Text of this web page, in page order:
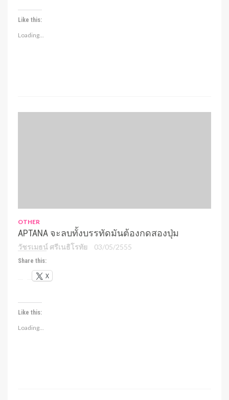
Like this:
Loading...
OTHER
APTANA จะลบทั้งบรรทัดมันต้องกดสองปุ่ม
วัชรเมธน์ ศรีเนธิโรทัย 03/05/2555
Share this:
X
Like this:
Loading...